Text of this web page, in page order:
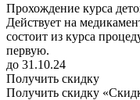
Прохождение курса
Действует на
состоит из курса
первую.
до 31.10.24
Получить скидку
Получить скидку